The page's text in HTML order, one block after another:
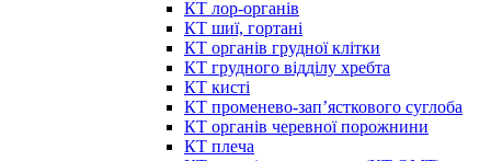
КТ лор-органів
КТ шиї, гортані
КТ органів грудної клітки
КТ грудного відділу хребта
КТ кисті
КТ променево-зап’ясткового суглоба
КТ органів черевної порожнини
КТ плеча